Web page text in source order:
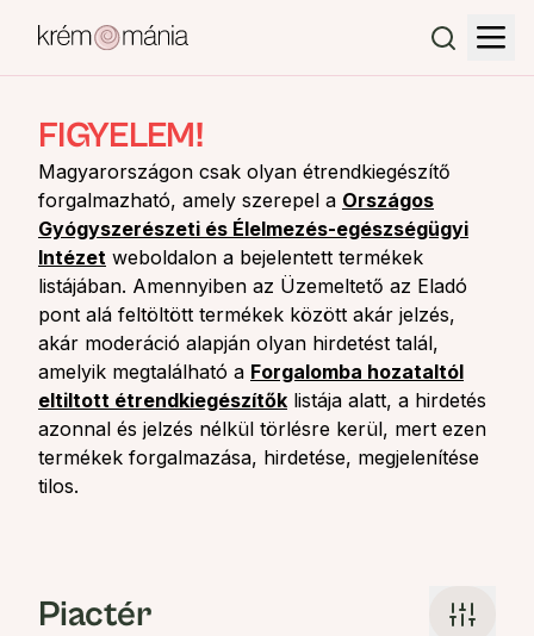
FIGYELEM!
Magyarországon csak olyan étrendkiegészítő
forgalmazható, amely szerepel a Országos
Gyógyszerészeti és Élelmezés-egészségügyi
Intézet weboldalon a bejelentett termékek
listájában. Amennyiben az Üzemeltető az Eladó
pont alá feltöltött termékek között akár jelzés,
akár moderáció alapján olyan hirdetést talál,
amelyik megtalálható a Forgalomba hozataltól
eltiltott étrendkiegészítők listája alatt, a hirdetés
azonnal és jelzés nélkül törlésre kerül, mert ezen
termékek forgalmazása, hirdetése, megjelenítése
tilos.
Piactér